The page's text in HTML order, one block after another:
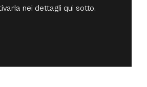
nei dettagli qui sotto.